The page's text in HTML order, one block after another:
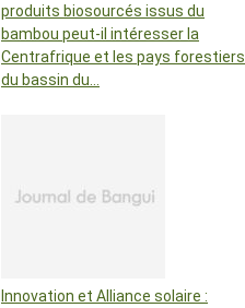
produits biosourcés issus du
bambou peut-il intéresser la
Centrafrique et les pays forestiers
du bassin du…
Innovation et Alliance solaire :